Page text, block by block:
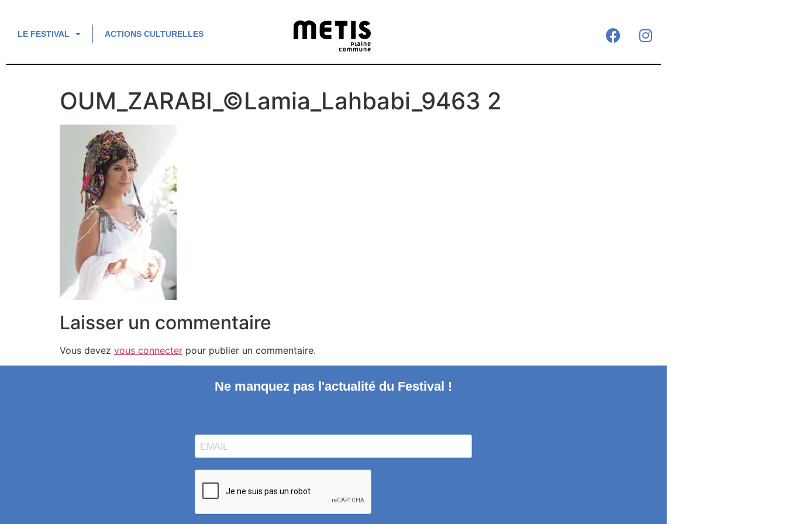
LE FESTIVAL ACTIONS CULTURELLES
OUM_ZARABI_©Lamia_Lahbabi_9463 2
Laisser un commentaire
Vous devez vous connecter pour publier un commentaire.
Ne manquez pas l'actualité du Festival !